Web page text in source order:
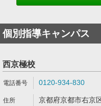
個別指導キャンパス
西京極校
0120-934-830
京都府京都市右京